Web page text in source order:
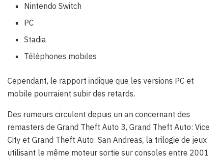
Nintendo Switch
PC
Stadia
Téléphones mobiles
Cependant, le rapport indique que les versions PC et
mobile pourraient subir des retards.
Des rumeurs circulent depuis un an concernant des
remasters de Grand Theft Auto 3, Grand Theft Auto: Vice
City et Grand Theft Auto: San Andreas, la trilogie de jeux
utilisant le même moteur sortie sur consoles entre 2001